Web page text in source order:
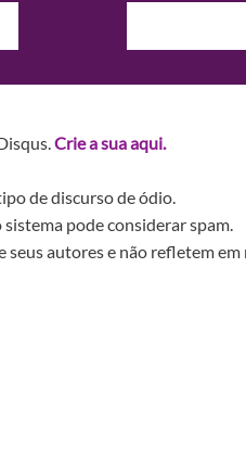
Crie a sua aqui.
de discurso de ódio.
pode considerar spam.
autores e não refletem